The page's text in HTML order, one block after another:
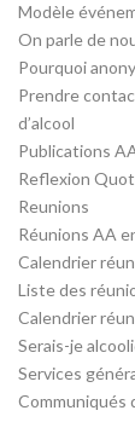
Modèle
On parle de
Pourquoi
Prendre
d’alcool
Publications
Reflexion
Reunions
Réunions AA
Calendrier
Liste des
Calendrier
Serais-je
Services
Communiqués